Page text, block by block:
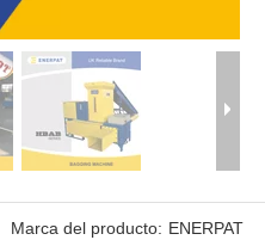
Marca del producto: ENERPAT